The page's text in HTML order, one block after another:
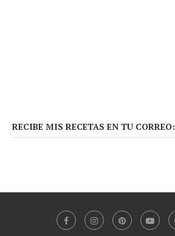
RECIBE MIS RECETAS EN TU CORREO: